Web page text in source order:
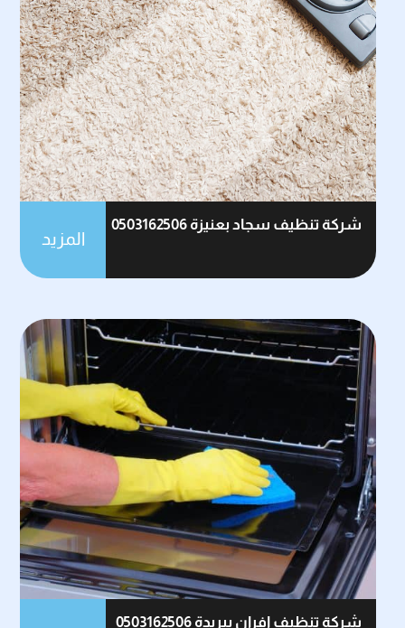
شركة تنظيف سجاد بعنيزة 0503162506
المزيد
شركة تنظيف افران ببريدة 0503162506